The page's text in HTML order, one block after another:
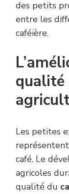
des petits
entre les
caféière.
qualité
Les petites
café. Le
agricoles
qualité du